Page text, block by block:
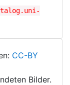
CC-BY
Bilder.